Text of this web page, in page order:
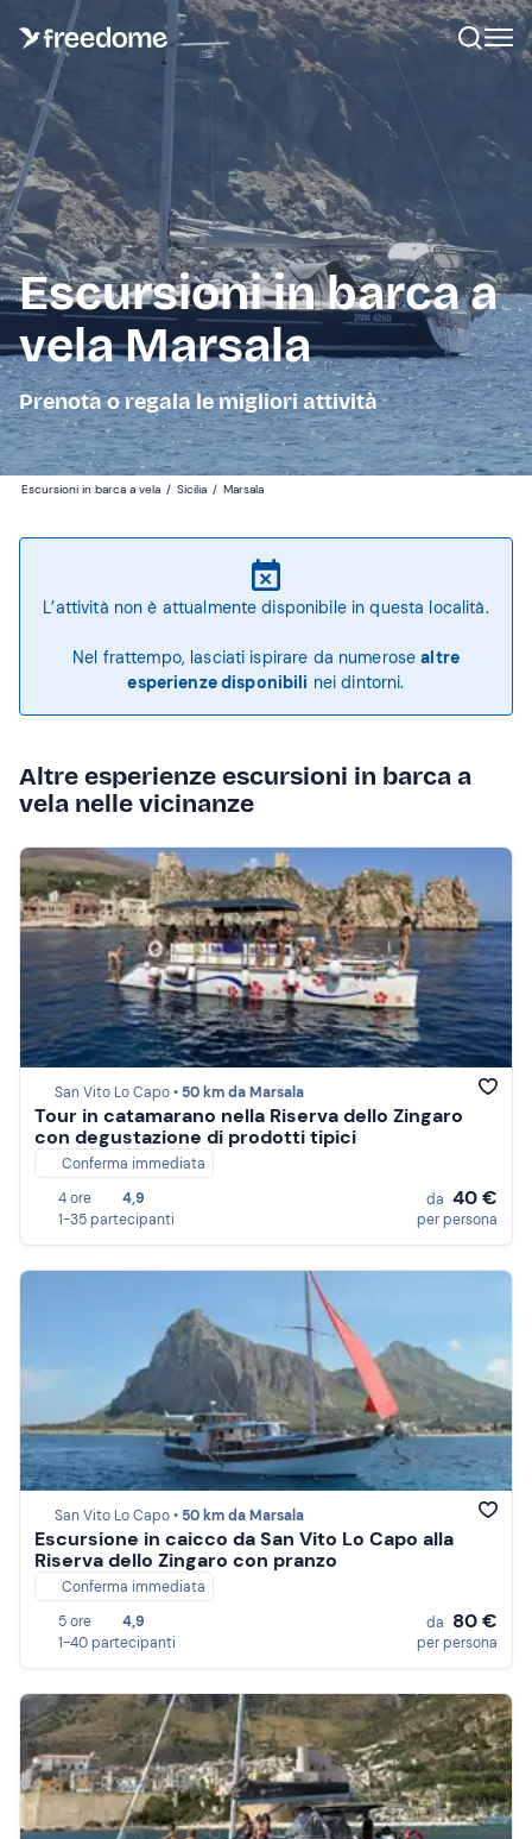
Escursioni in barca a
vela Marsala
Prenota o regala le migliori attività
Escursioni in barca a vela / Sicilia / Marsala
L’attività non è attualmente disponibile in questa località.
Nel frattempo, lasciati ispirare da numerosealtre
esperienze disponibili nei dintorni.
Altre esperienze escursioni in barca a
vela nelle vicinanze
San Vito Lo Capo • 50 km da Marsala
Tour in catamarano nella Riserva dello Zingaro
con degustazione di prodotti tipici
Conferma immediata
4 ore
4,9
1-35 partecipanti
da 40 €
per persona
San Vito Lo Capo • 50 km da Marsala
Escursione in caicco da San Vito Lo Capo alla
Riserva dello Zingaro con pranzo
Conferma immediata
5 ore
4,9
1-40 partecipanti
da 80 €
per persona